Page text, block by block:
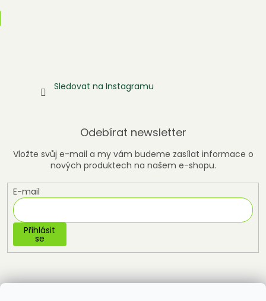
Sledovat na Instagramu
Odebírat newsletter
Vložte svůj e-mail a my vám budeme zasílat informace o
nových produktech na našem e-shopu.
E-mail
Přihlásit
se